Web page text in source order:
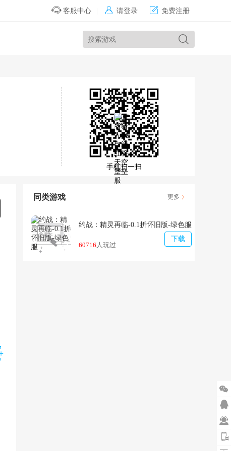
客服中心  请登录  免费注册
手机扫一扫
更多
同类游戏
约战：精灵再临-0.1折怀旧版-绿色服
60716 人玩过
下载



